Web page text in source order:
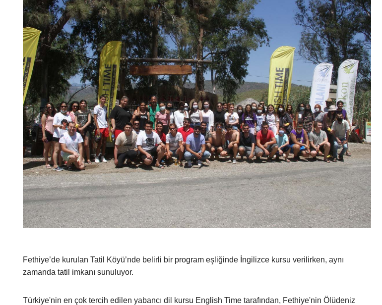
Fethiye’de kurulan Tatil Köyü’nde belirli bir program eşliğinde İngilizce kursu verilirken, aynı
zamanda tatil imkanı sunuluyor.
Türkiye'nin en çok tercih edilen yabancı dil kursu English Time tarafından, Fethiye'nin Ölüdeniz